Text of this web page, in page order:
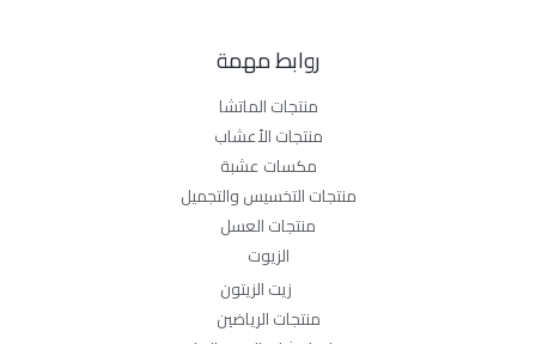
روابط مهمة
منتجات الماتشا
منتجات الأعشاب
مكسات عشبة
منتجات التخسيس والتجميل
منتجات العسل
الزيوت
زيت الزيتون
منتجات الرياضين